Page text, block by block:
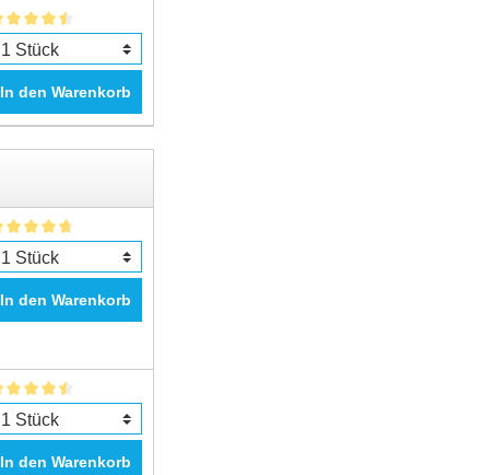
In den Warenkorb
In den Warenkorb
In den Warenkorb